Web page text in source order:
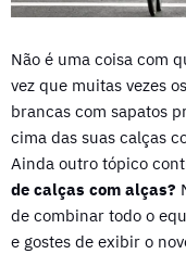
Não é uma coisa com
vez que muitas vezes
brancas com sapatos
cima das suas calças
Ainda outro tópico
de calças com alças?
de combinar todo o
e gostes de exibir o